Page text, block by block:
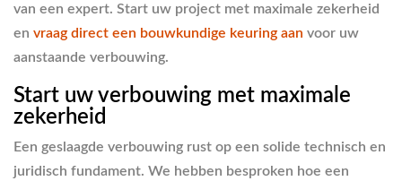
van een expert. Start uw project met maximale zekerheid
en vraag direct een bouwkundige keuring aan voor uw
aanstaande verbouwing.
Start uw verbouwing met maximale
zekerheid
Een geslaagde verbouwing rust op een solide technisch en
juridisch fundament. We hebben besproken hoe een